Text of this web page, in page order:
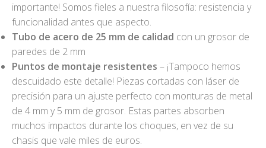
importante! Somos fieles a nuestra filosofía: resistencia y
funcionalidad antes que aspecto.
Tubo de acero de 25 mm de calidad con un grosor de
paredes de 2 mm
Puntos de montaje resistentes – ¡Tampoco hemos
descuidado este detalle! Piezas cortadas con láser de
precisión para un ajuste perfecto con monturas de metal
de 4 mm y 5 mm de grosor. Estas partes absorben
muchos impactos durante los choques, en vez de su
chasis que vale miles de euros.